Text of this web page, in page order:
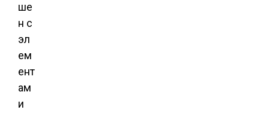
ше
н с
эл
ем
ент
ам
и